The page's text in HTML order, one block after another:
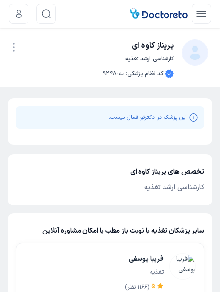
پریناز کاوه ای
کارشناسی ارشد تغذیه
کد نظام پزشکی: ت-9248
این پزشک در دکترتو فعال نیست.
تخصص های پریناز کاوه ای
کارشناسی ارشد تغذیه
سایر پزشکان تغذیه با نوبت باز مطب یا امکان مشاوره آنلاین
فریبا یوسفی
تغذیه
5
(
1166 نظر)